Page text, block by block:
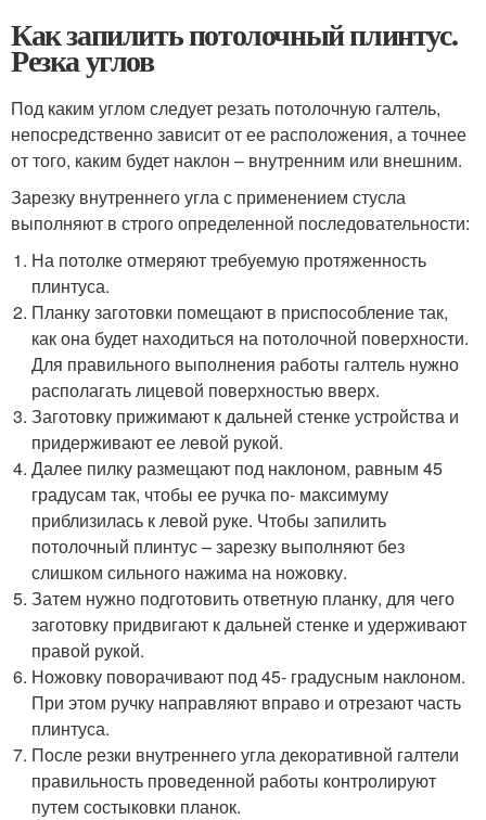
Как запилить потолочный плинтус.
Резка углов
Под каким углом следует резать потолочную галтель,
непосредственно зависит от ее расположения, а точнее
от того, каким будет наклон – внутренним или внешним.
Зарезку внутреннего угла с применением стусла
выполняют в строго определенной последовательности:
На потолке отмеряют требуемую протяженность
плинтуса.
Планку заготовки помещают в приспособление так,
как она будет находиться на потолочной поверхности.
Для правильного выполнения работы галтель нужно
располагать лицевой поверхностью вверх.
Заготовку прижимают к дальней стенке устройства и
придерживают ее левой рукой.
Далее пилку размещают под наклоном, равным 45
градусам так, чтобы ее ручка по- максимуму
приблизилась к левой руке. Чтобы запилить
потолочный плинтус – зарезку выполняют без
слишком сильного нажима на ножовку.
Затем нужно подготовить ответную планку, для чего
заготовку придвигают к дальней стенке и удерживают
правой рукой.
Ножовку поворачивают под 45- градусным наклоном.
При этом ручку направляют вправо и отрезают часть
плинтуса.
После резки внутреннего угла декоративной галтели
правильность проведенной работы контролируют
путем состыковки планок.